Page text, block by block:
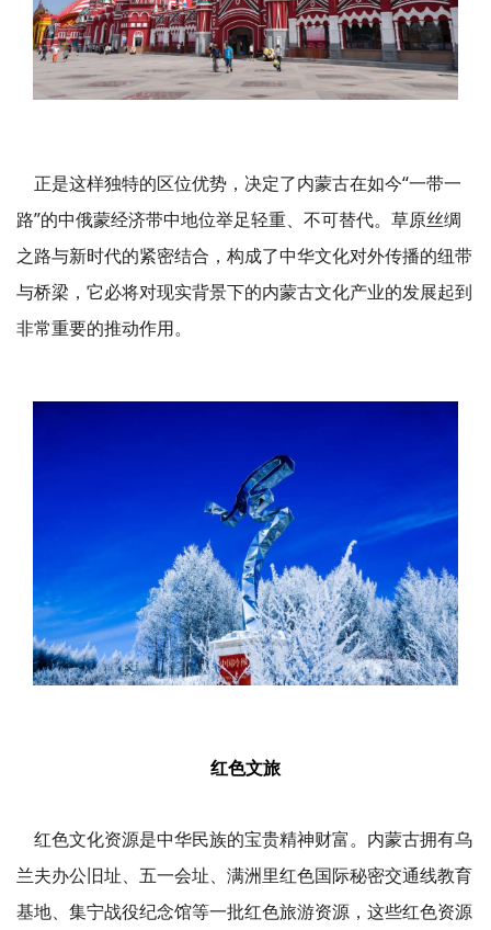
正是这样独特的区位优势，决定了内蒙古在如今“一带一
路”的中俄蒙经济带中地位举足轻重、不可替代。 草原丝绸
之路与新时代的紧密结合，构成了中华文化对外传播的纽带
与桥梁，它必将对现实背景下的内蒙古文化产业的发展起到
非常重要的推动作用。
红色文旅
红色文化资源是中华民族的宝贵精神财富。内蒙古拥有乌
兰夫办公旧址、五一会址、满洲里红色国际秘密交通线教育
基地、集宁战役纪念馆等一批红色旅游资源，这些红色资源